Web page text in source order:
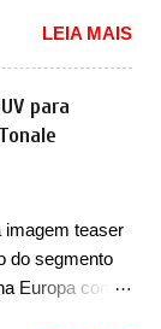
o combinado
circulares. O
continua
em relação
Jaguar), o
campeã
imagens
que vai
Trata-se do
que terá uma
outros
como o
italiano tem
do Dune.
nasce com
LEIA MAIS
para
imagem teaser
do segmento
Europa com